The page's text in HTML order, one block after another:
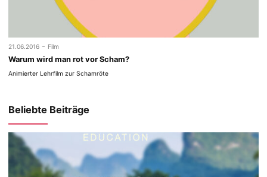
21.06.2016 - Film
Warum wird man rot vor Scham?
Animierter Lehrfilm zur Schamröte
Beliebte Beiträge